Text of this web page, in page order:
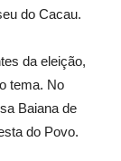
do Cacau.
da eleição,
tema. No
Baiana de
do Povo.